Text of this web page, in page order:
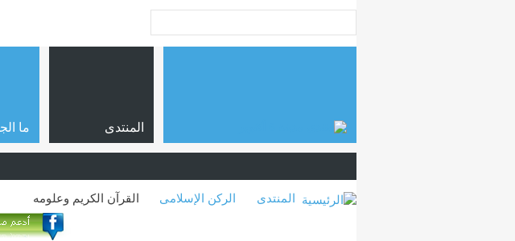
المنتدى ما
المنتدى الركن الإسلامى القرآن الكريم وعلومه